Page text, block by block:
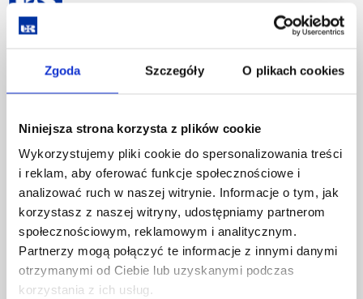
Zgoda Szczegóły O plikach cookies
Niniejsza strona korzysta z plików cookie
Wykorzystujemy pliki cookie do spersonalizowania treści
i reklam, aby oferować funkcje społecznościowe i
analizować ruch w naszej witrynie. Informacje o tym, jak
korzystasz z naszej witryny, udostępniamy partnerom
społecznościowym, reklamowym i analitycznym.
Partnerzy mogą połączyć te informacje z innymi danymi
otrzymanymi od Ciebie lub uzyskanymi podczas
korzystania z ich usług.
nawigację
przejdź
treści
Mapa serwisu
Covid info
Studia podyplomowe
Praca na UR
Zamówienia publiczne
Fundusze strukturalne
Projekty współfinansowane przez UE
Projekty realizowane z KPO
Wynajem sal
Domy studenta
Dane kontaktowe